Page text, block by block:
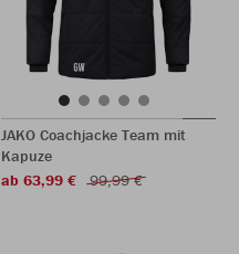
JAKO Coachjacke Team mit
Kapuze
ab 63,99 €
99,99 €